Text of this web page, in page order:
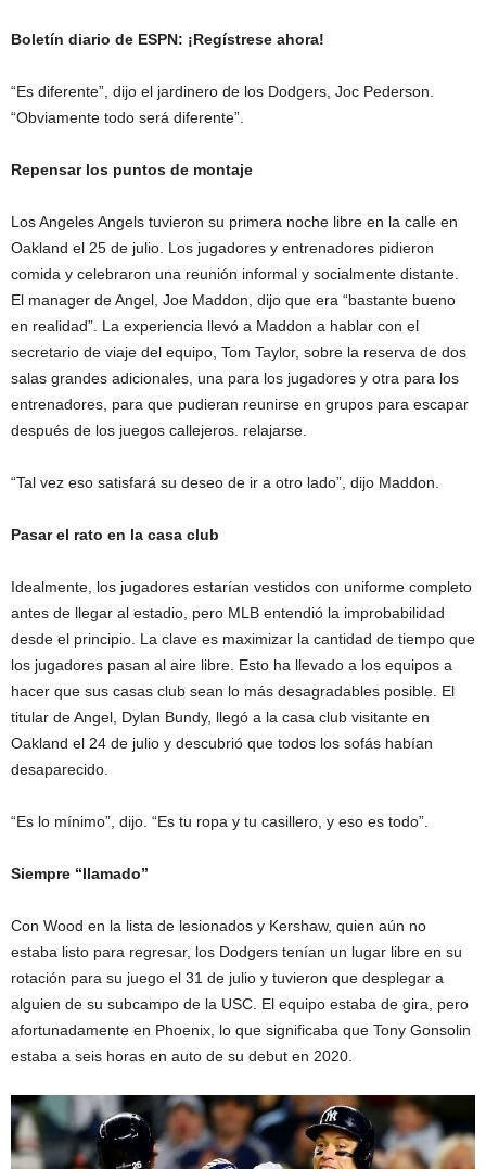
Boletín diario de ESPN: ¡Regístrese ahora!
“Es diferente”, dijo el jardinero de los Dodgers, Joc Pederson.
“Obviamente todo será diferente”.
Repensar los puntos de montaje
Los Angeles Angels tuvieron su primera noche libre en la calle en
Oakland el 25 de julio. Los jugadores y entrenadores pidieron
comida y celebraron una reunión informal y socialmente distante.
El manager de Angel, Joe Maddon, dijo que era “bastante bueno
en realidad”. La experiencia llevó a Maddon a hablar con el
secretario de viaje del equipo, Tom Taylor, sobre la reserva de dos
salas grandes adicionales, una para los jugadores y otra para los
entrenadores, para que pudieran reunirse en grupos para escapar
después de los juegos callejeros. relajarse.
“Tal vez eso satisfará su deseo de ir a otro lado”, dijo Maddon.
Pasar el rato en la casa club
Idealmente, los jugadores estarían vestidos con uniforme completo
antes de llegar al estadio, pero MLB entendió la improbabilidad
desde el principio. La clave es maximizar la cantidad de tiempo que
los jugadores pasan al aire libre. Esto ha llevado a los equipos a
hacer que sus casas club sean lo más desagradables posible. El
titular de Angel, Dylan Bundy, llegó a la casa club visitante en
Oakland el 24 de julio y descubrió que todos los sofás habían
desaparecido.
“Es lo mínimo”, dijo. “Es tu ropa y tu casillero, y eso es todo”.
Siempre “llamado”
Con Wood en la lista de lesionados y Kershaw, quien aún no
estaba listo para regresar, los Dodgers tenían un lugar libre en su
rotación para su juego el 31 de julio y tuvieron que desplegar a
alguien de su subcampo de la USC. El equipo estaba de gira, pero
afortunadamente en Phoenix, lo que significaba que Tony Gonsolin
estaba a seis horas en auto de su debut en 2020.